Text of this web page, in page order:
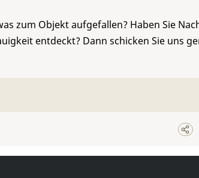
zum Objekt aufgefallen? Haben Sie
entdeckt? Dann schicken Sie uns